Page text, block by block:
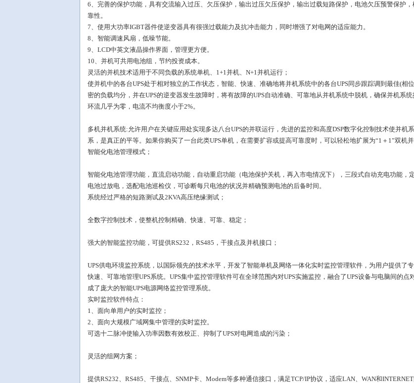
6、完善的保护功能，具有交流输入过压、欠压保护，输出过压欠压保护，输出过载短路保护，电池欠压预警保护
靠性。
7、使用大功率IGBT器件使逆变器具有很强过载能力及抗冲击能力，同时增强了对电网的适应能力。
8、智能调速风扇，低噪节能。
9、LCD中英文液晶操作界面，管理更方便。
10、并机可共用电池组，节约投资成本。
灵活的并机技术适用于不同负载的系统单机、1+1并机、N+1并机运行；
使并机中的各台UPS处于相对独立的工作状态，智能、快速、准确地将并机系统中的各台UPS同步跟踪调到最佳(相
密的负载均分，并在UPS的逆变器发生故障时，将有故障的UPS自动准确、可靠地从并机系统中脱机，确保并机系
环流几乎为零，电流不均衡度小于2%。
多机并机系统:允许用户在关键应用处实现多达八台UPS的并联运行，先进的监控和高度DSP数字化控制技术使并机
系，是真正的平等。如果你购买了一台此类UPS单机，在需要扩容或提高可靠度时，可以轻松地扩展为“1＋1”双机
智能化电池管理模式；
智能化电池管理功能，直流启动功能，自动重启功能（电池保护关机，再入市电情况下），三段式自动充电功能，
电池过放电，选配电池巡检仪，可诊断每只电池的状况并精确预测电池的后备时间。
系统经过严格的短路测试及2KVA高压绝缘测试；
全数字控制技术，使整机控制精确、快速、可靠、稳定；
强大的智能监控功能，可提供RS232，RS485，干接点及并机接口；
UPS供电环境监控系统，以国际领先的技术水平，开发了智能单机及网络一体化实时监控管理软件，为用户提供了
快速、可靠地管理UPS系统。UPS集中监控管理软件可在全球范围内对UPS实施监控，融合了UPS设备与电脑间的
成了庞大的智能UPS电源网络监控管理系统。
实时监控软件特点：
1、面向单用户的实时监控；
2、面向大规模广域网集中管理的实时监控。
可选十二脉冲使输入功率因数有效校正、抑制了UPS对电网造成的污染；
灵活的组网方案；
提供RS232、RS485、干接点、SNMP卡、Modem等多种通信接口，满足TCP/IP协议，适应LAN、WAN和INTERNET